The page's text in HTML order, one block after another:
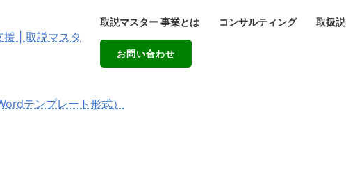
取説マスター 事業とは コンサルティング 取扱
お問い合わせ